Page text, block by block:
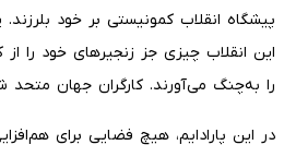
پیشگاه انقلاب کمونیستی بر خود بلرزند.
این انقلاب چیزی جز زنجیرهای خود را
را به‌چنگ می‌آورند. کارگران جهان متحد
در این پارادایم، هیچ فضایی برای